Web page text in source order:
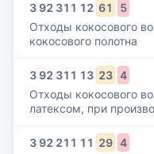
3 92 311 12 61
5
Отходы кокосового
кокосового полотна
3 92 311 13 23 4
Отходы кокосового
латексом, при
3 92 211 11 29 4